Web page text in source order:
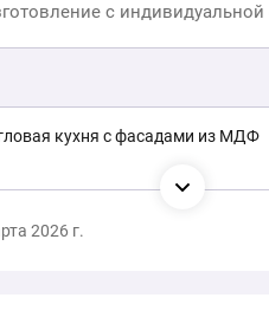
с
кухня с фасадами из МДФ
и упаковки)
2026 г.